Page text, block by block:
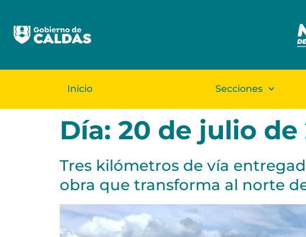
Inicio Secciones
Día: 20 de julio de
Tres kilómetros de vía
obra que transforma al norte